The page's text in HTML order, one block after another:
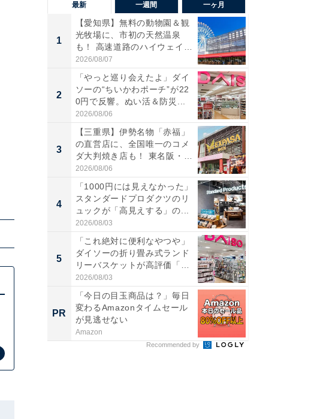
最新 一週間 一ヶ月
1
【愛知県】無料の動物園＆観
光牧場に、市初の天然温泉
も！ 高速道路のハイウェイオ
ア...
2026/08/07
2
「やっと巡り会えたよ」ダイ
ソーの“ちいかわポーチ”が22
0円で反響。ぬい活＆防災...
2026/08/06
3
【三重県】伊勢名物「赤福」
の直営店に、全国唯一のコメ
ダ大判焼き店も！ 東名阪・
伊...
2026/08/06
4
「1000円には見えなかった」
スタンダードプロダクツのリ
ュックが「高見えする」の...
2026/08/03
5
「これ絶対に便利なやつや」
ダイソーの折り畳み式ランド
リーバスケットが高評価「使
わ...
2026/08/03
PR
「今日の目玉商品は？」毎日
変わるAmazonタイムセール
が見逃せない
Amazon
Recommended by